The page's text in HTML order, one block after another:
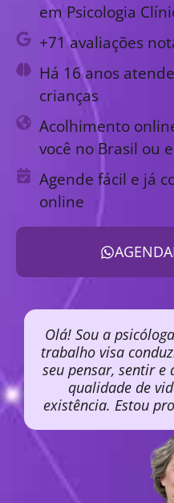
em Psicologia
+71 avaliações
Há 16 anos
crianças
Acolhimento
você no Brasil ou
Agende fácil e já
online
Olá! Sou a
trabalho visa
seu pensar, sentir
qualidade de
existência. Estou